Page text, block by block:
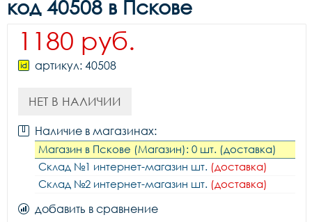
код 40508 в Пскове
1180 руб.
артикул: 40508
НЕТ В НАЛИЧИИ
Наличие в магазинах:
Магазин в Пскове (Магазин): 0 шт. (доставка)
Склад №1 интернет-магазин шт. (доставка)
Склад №2 интернет-магазин шт. (доставка)
добавить в сравнение